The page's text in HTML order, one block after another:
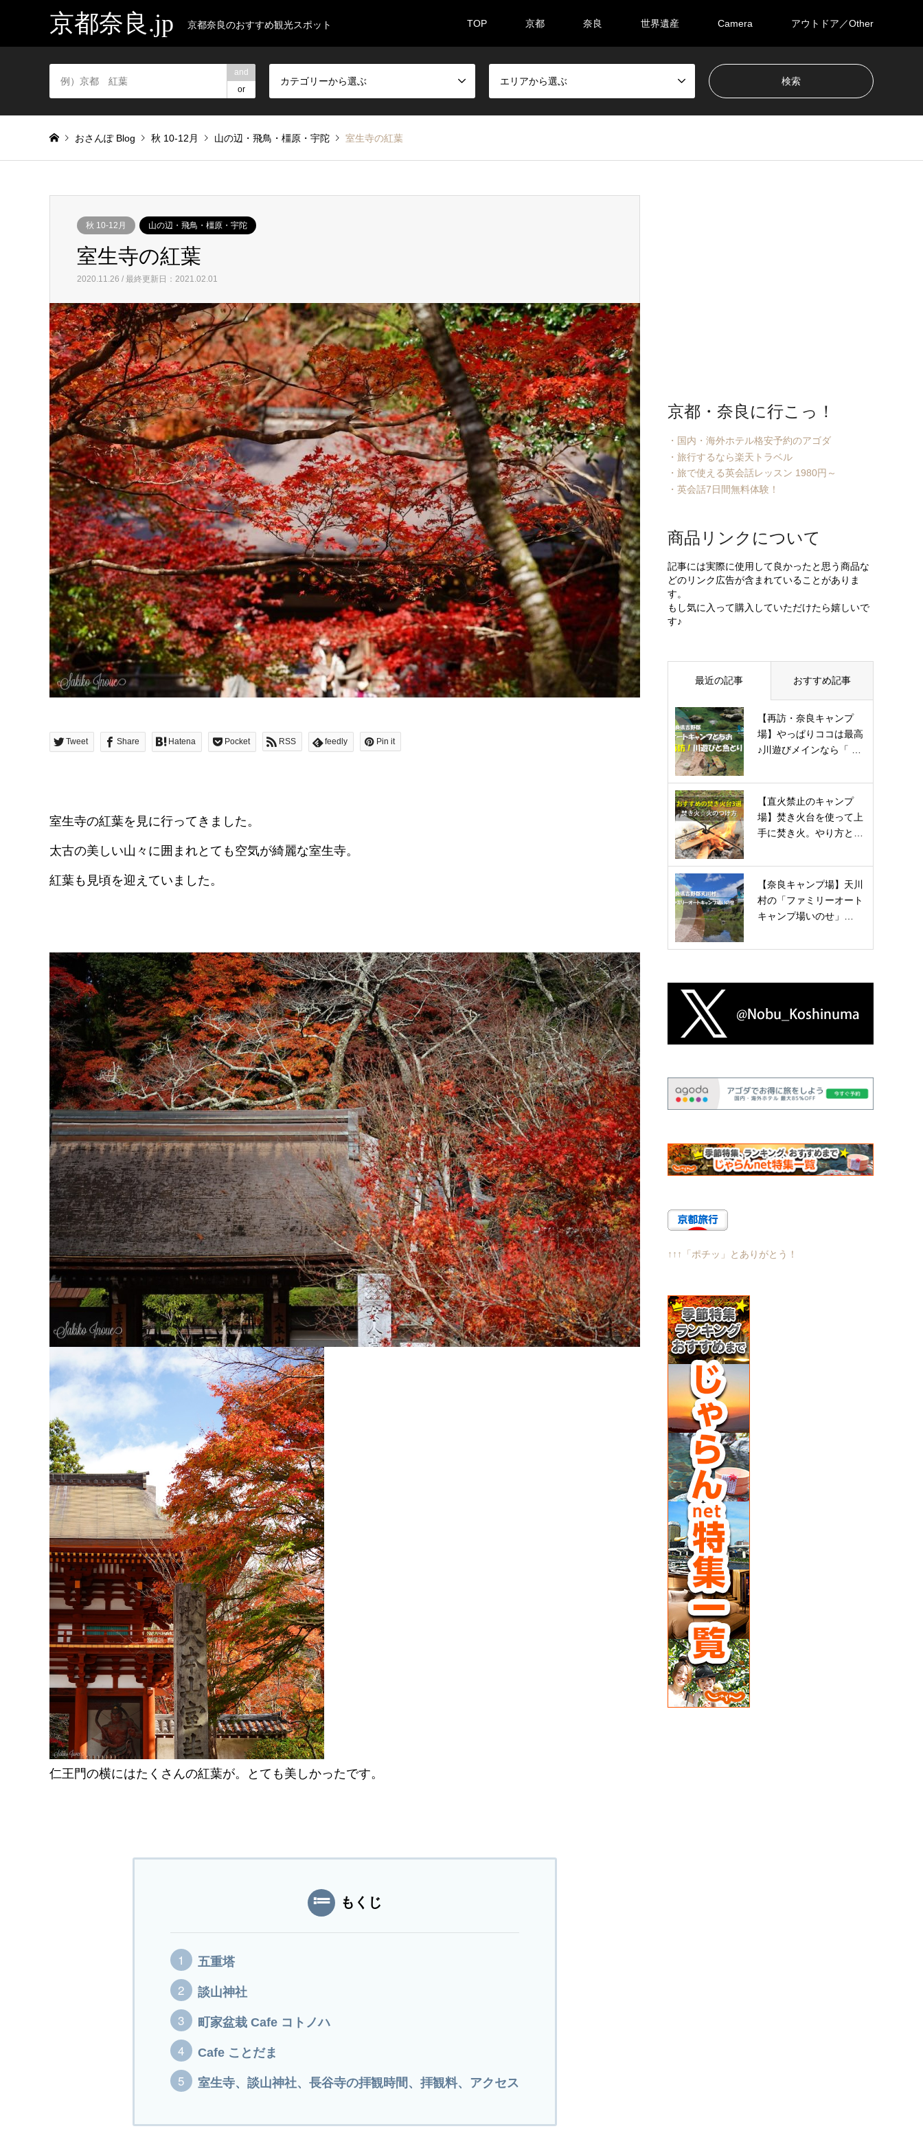
京都奈良.jp 京都奈良のおすすめ観光スポット TOP 京都 奈良 世界遺産 Camera アウトドア／Other
and
or
カテゴリーから選ぶ エリアから選ぶ
おさんぽ Blog 秋 10-12月 山の辺・飛鳥・橿原・宇陀 室生寺の紅葉
秋 10-12月 山の辺・飛鳥・橿原・宇陀
室生寺の紅葉
2020.11.26 / 最終更新日：2021.02.01
Tweet Share Hatena Pocket RSS feedly Pin it
室生寺の紅葉を見に行ってきました。
太古の美しい山々に囲まれとても空気が綺麗な室生寺。
紅葉も見頃を迎えていました。
仁王門の横にはたくさんの紅葉が。とても美しかったです。
もくじ
五重塔
談山神社
町家盆栽 Cafe コトノハ
Cafe ことだま
室生寺、談山神社、長谷寺の拝観時間、拝観料、アクセス
京都・奈良に行こっ！
・国内・海外ホテル格安予約のアゴダ
・旅行するなら楽天トラベル
・旅で使える英会話レッスン 1980円～
・英会話7日間無料体験！
商品リンクについて
記事には実際に使用して良かったと思う商品な
どのリンク広告が含まれていることがありま
す。
もし気に入って購入していただけたら嬉しいで
す♪
最近の記事 おすすめ記事
【再訪・奈良キャンプ
場】やっぱりココは最高
♪川遊びメインなら「 …
【直火禁止のキャンプ
場】焚き火台を使って上
手に焚き火。やり方と…
【奈良キャンプ場】天川
村の「ファミリーオート
キャンプ場いのせ」…
↑↑↑「ポチッ」とありがとう！